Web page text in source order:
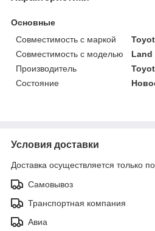
Основные
Совместимость с маркой
Совместимость с моделью
Land
Производитель
Состояние
Условия доставки
Доставка осуществляется только
Самовывоз
Транспортная компания
Авиа